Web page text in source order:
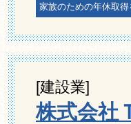
家族のための年休取得
[建設業]
株式会社